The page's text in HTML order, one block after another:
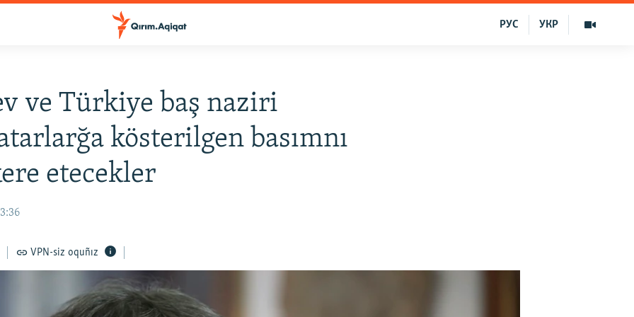
УКР
РУС
ve Türkiye baş naziri
kösterilgen basımnı
etecekler
VPN-siz oquñız